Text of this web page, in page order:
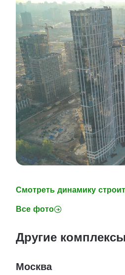
Смотреть динамику
Все фото
Другие
Москва